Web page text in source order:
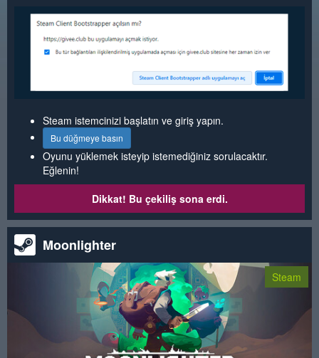
Steam istemcinizi başlatın ve giriş yapın.
Bu düğmeye basın
Oyunu yüklemek isteyip istemediğiniz sorulacaktır.
Eğlenin!
Dikkat! Bu çekiliş sona erdi.
Moonlighter
Steam